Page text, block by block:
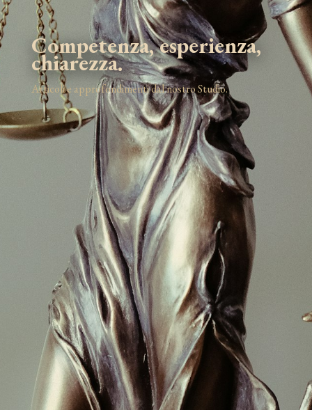
Competenza, esperienza,
chiarezza.
Articoli e approfondimenti dal nostro Studio.